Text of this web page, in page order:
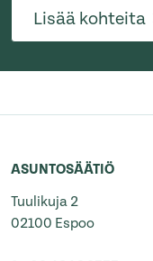
Lisää kohteita
ASUNTOSÄÄTIÖ
Tuulikuja 2
02100 Espoo